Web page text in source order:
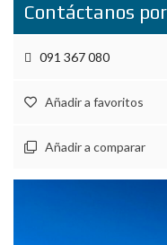
Contáctanos
091 367 080
Añadir a favoritos
Añadir a comparar